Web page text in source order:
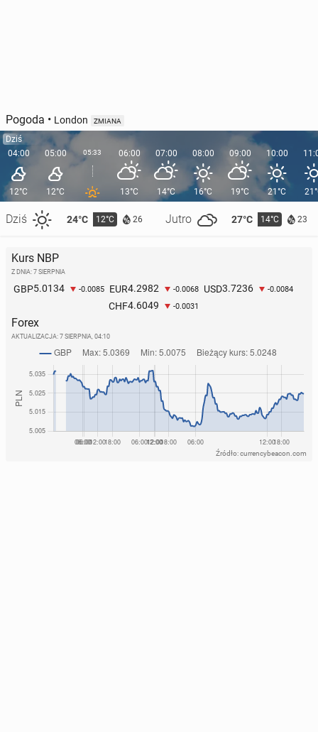
Pogoda • London ZMIANA
Dziś
04:00
12°C
Dziś 24°C 12°C 26 Jutro 27°C 14°C 23
05:00
12°C
05:33 06:00
13°C
07:00
14°C
08:00
16°C
09:00
19°C
10:00
21°C
Kurs NBP
Z DNIA: 7 SIERPNIA
GBP5.0134 -0.0085 EUR4.2982 -0.0068 USD3.7236 -0.0084
CHF4.6049 -0.0031
Forex
AKTUALIZACJA: 7 SIERPNIA, 04:10
Źródło: currencybeacon.com